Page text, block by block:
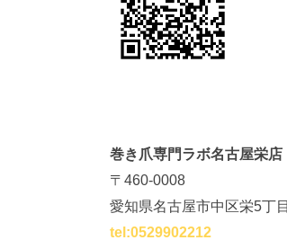
巻き爪専門ラボ名古屋栄店
〒460-0008
愛知県名古屋市中区栄5丁
tel:0529902212